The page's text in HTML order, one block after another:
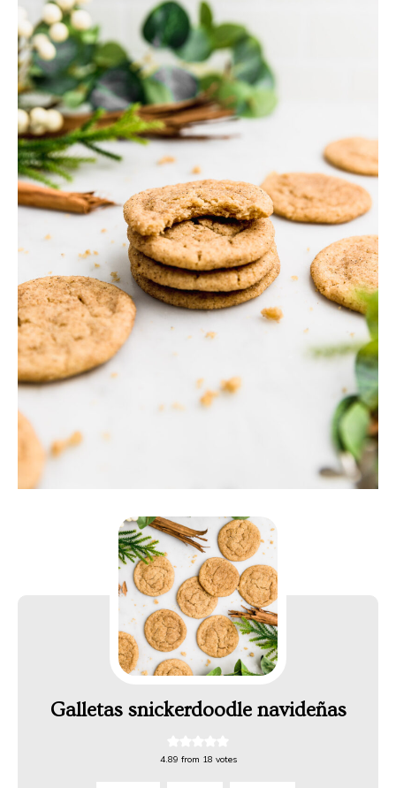
Galletas snickerdoodle navideñas
4.89 from 18 votes